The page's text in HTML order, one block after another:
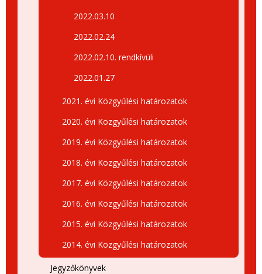
2022.03.10
2022.02.24
2022.02.10. rendkívüli
2022.01.27
2021. évi Közgyűlési határozatok
2020. évi Közgyűlési határozatok
2019. évi Közgyűlési határozatok
2018. évi Közgyűlési határozatok
2017. évi Közgyűlési határozatok
2016. évi Közgyűlési határozatok
2015. évi Közgyűlési határozatok
2014. évi Közgyűlési határozatok
Jegyzőkönyvek